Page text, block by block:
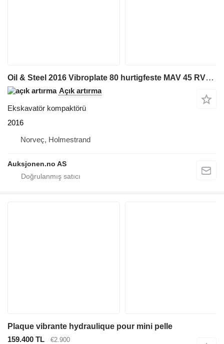
Oil & Steel 2016 Vibroplate 80 hurtigfeste MAV 45 RVE OQ80 - hydraulisk plat
Açık artırma
Ekskavatör kompaktörü
2016
Norveç, Holmestrand
Auksjonen.no AS
Plaque vibrante hydraulique pour mini pelle
159.400 TL
€2.900